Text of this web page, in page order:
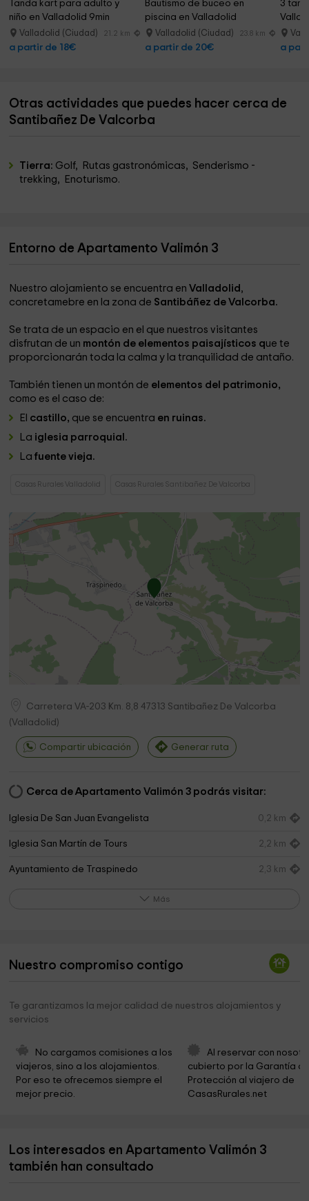
Tanda kart para adulto y
niño en Valladolid 9min
Valladolid (Ciudad) 21.2 km
a partir de 18€
Bautismo de buceo en
piscina en Valladolid
sábados
Valladolid (Ciudad) 23.8 km
a partir de 20€
3
a
Otras actividades que puedes hacer cerca de
Santibañez De Valcorba
Tierra: Golf, Rutas gastronómicas, Senderismo -
trekking, Enoturismo.
Entorno de Apartamento Valimón 3
Nuestro alojamiento se encuentra enValladolid ,
concretamebre en la zona de Santibáñez de Valcorba.
Se trata de un espacio en el que nuestros visitantes
disfrutan de un montón de elementos paisajísticos que te
proporcionarán toda la calma y la tranquilidad de antaño.
También tienen un montón de elementos del patrimonio,
como es el caso de:
El castillo, que se encuentra en ruinas.
La iglesia parroquial.
Lafuente vieja.
Casas Rurales Valladolid Casas Rurales Santibañez De Valcorba
Carretera VA-203 Km. 8,8 47313 Santibañez De Valcorba
(Valladolid )
Compartir ubicación Generar ruta
Cerca de Apartamento Valimón 3 podrás visitar:
Iglesia De San Juan Evangelista 0,2 km
Iglesia San Martín de Tours 2,2 km
Ayuntamiento de Traspinedo 2,3 km
Iglesia De San Juan Bautista 4,5 km
Ermita del Humilladero
Ermita Del Santo San Francisco De San Miguel
Ermita De San Francisco De San Miguel
Ayuntamiento de la Parrilla 8,0 km
Ermita de San Roque 9,1 km
Más
Nuestro compromiso contigo
Te garantizamos la mejor calidad de nuestros alojamientos y
servicios
No cargamos comisiones a los
viajeros, sino a los alojamientos.
Por eso te ofrecemos siempre el
mejor precio.
Al reservar con
cubierto por la Garantía
Protección al viajero de
CasasRurales.net
Los interesados en Apartamento Valimón 3
también han consultado